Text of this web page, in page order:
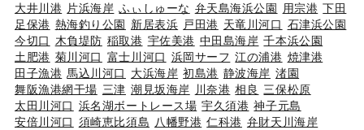
大井川港 片浜海岸 ふぃしゅーな 弁天島海浜公園 用宗港 下田
足保港 熱海釣り公園 新居表浜 戸田港 天竜川河口 石津浜公園
今切口
木負堤防 稲取港 宇佐美港 中田島海岸 千本浜公園
土肥港 菊川河口 富士川河口 浜岡サーフ 江の浦港 焼津港
田子漁港 馬込川河口 大浜海岸 初島港 静波海岸 渚園
舞阪漁港網干場 三津 潮見坂海岸 川奈港 相良 三保松原
太田川河口 浜名湖ボートレース場 宇久須港 神子元島
安倍川河口 須崎恵比須島 八幡野港 仁科港 弁財天川海岸